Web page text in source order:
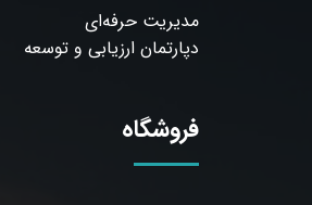
فروشگاه
مدیریت حرفه‌ای
دپارتمان ارزیابی و توسعه